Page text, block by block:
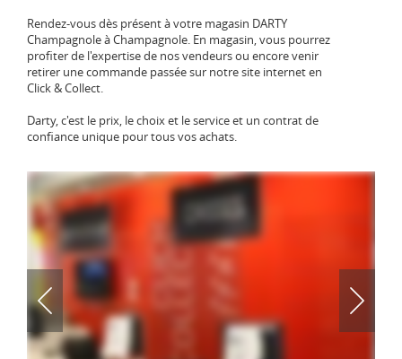
Rendez-vous dès présent à votre magasin DARTY
Champagnole à Champagnole. En magasin, vous pourrez
profiter de l'expertise de nos vendeurs ou encore venir
retirer une commande passée sur notre site internet en
Click & Collect.
Darty, c'est le prix, le choix et le service et un contrat de
confiance unique pour tous vos achats.